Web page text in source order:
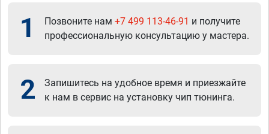
1 Позвоните нам +7 499 113-46-91 и получите
профессиональную консультацию у мастера.
2
Запишитесь на удобное время и приезжайте
к нам в сервис на установку чип тюнинга.